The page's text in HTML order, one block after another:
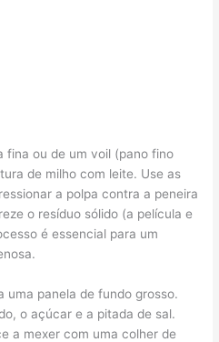
fina ou de um voil (pano fino
de milho com leite. Use as
a polpa contra a peneira
o resíduo sólido (a película e
é essencial para um
uma panela de fundo grosso.
o açúcar e a pitada de sal.
a mexer com uma colher de